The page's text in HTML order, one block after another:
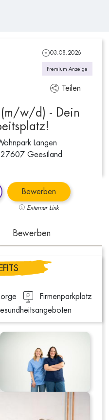
(m/w/d) - Dein
Langen
Geestland
03.08.2026
Premium Anzeige
Teilen
Bewerben
Externer Link
Bewerben
Firmenparkplatz